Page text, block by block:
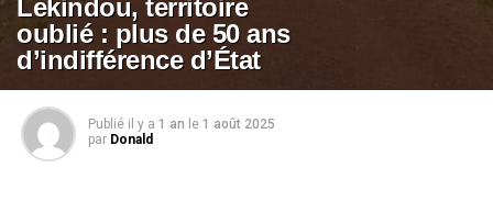
Lekindou, territoire
oublié : plus de 50 ans
d’indifférence d’État
Publié il y a 1 an le 1 août 2025
par Donald